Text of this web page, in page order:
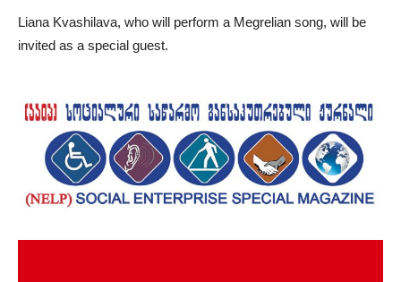
Liana Kvashilava, who will perform a Megrelian song, will be
invited as a special guest.